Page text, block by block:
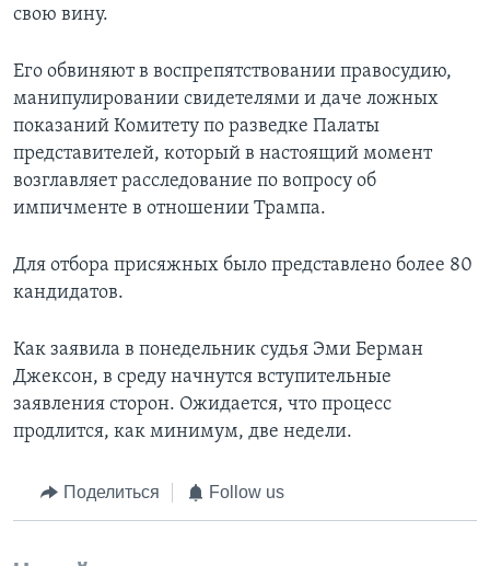
свою вину.
Его обвиняют в воспрепятствовании правосудию,
манипулировании свидетелями и даче ложных
показаний Комитету по разведке Палаты
представителей, который в настоящий момент
возглавляет расследование по вопросу об
импичменте в отношении Трампа.
Для отбора присяжных было представлено более 80
кандидатов.
Как заявила в понедельник судья Эми Берман
Джексон, в среду начнутся вступительные
заявления сторон. Ожидается, что процесс
продлится, как минимум, две недели.
Поделиться Follow us